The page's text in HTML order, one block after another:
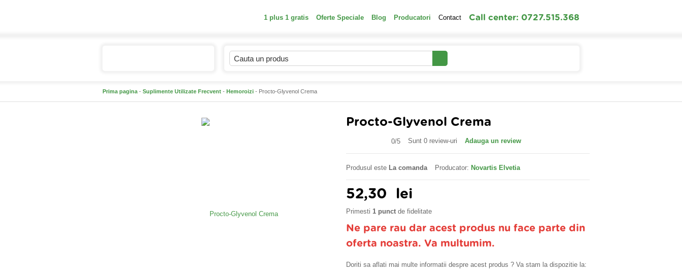
1 plus 1 gratis Oferte Speciale Blog Producatori Contact Call center: 0727.515.368
Prima pagina - Suplimente Utilizate Frecvent - Hemoroizi - Procto-Glyvenol Crema
Procto-Glyvenol Crema
0/5 Sunt 0 review-uri Adauga un review
Produsul este La comanda Producator: Novartis Elvetia
52,30 lei
Primesti 1 punct de fidelitate
Ne pare rau dar acest produs nu face parte din
oferta noastra. Va multumim.
Doriti sa aflati mai multe informatii despre acest produs ? Va stam la dispozitie la: